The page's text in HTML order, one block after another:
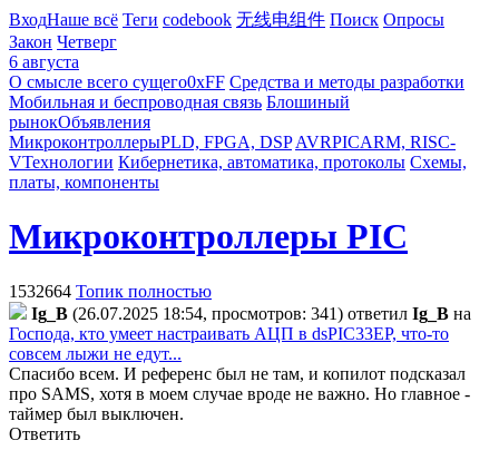
ВходНаше всё Теги codebook 无线电组件 Поиск Опросы
Закон Четверг
6 августа
О смысле всего сущего0xFF Средства и методы разработки
Мобильная и беспроводная связь Блошиный
рынокОбъявления
МикроконтроллерыPLD, FPGA, DSP AVRPICARM, RISC-
VТехнологии Кибернетика, автоматика, протоколы Схемы,
платы, компоненты
Микроконтроллеры PIC
1532664 Топик полностью
Ig_B (26.07.2025 18:54, просмотров: 341) ответил Ig_B на
Господа, кто умеет настраивать АЦП в dsPIC33EP, что-то
совсем лыжи не едут...
Спасибо всем. И референс был не там, и копилот подсказал
про SAMS, хотя в моем случае вроде не важно. Но главное -
таймер был выключен.
Ответить